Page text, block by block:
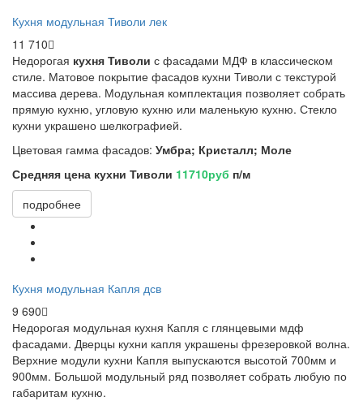
Кухня модульная Тиволи лек
11 710
Недорогая кухня Тиволи с фасадами МДФ в классическом
стиле. Матовое покрытие фасадов кухни Тиволи с текстурой
массива дерева. Модульная комплектация позволяет собрать
прямую кухню, угловую кухню или маленькую кухню. Стекло
кухни украшено шелкографией.
Цветовая гамма фасадов: Умбра; Кристалл; Моле
Средняя цена кухни Тиволи 11710руб п/м
подробнее
Кухня модульная Капля дсв
9 690
Недорогая модульная кухня Капля с глянцевыми мдф
фасадами. Дверцы кухни капля украшены фрезеровкой волна.
Верхние модули кухни Капля выпускаются высотой 700мм и
900мм. Большой модульный ряд позволяет собрать любую по
габаритам кухню.